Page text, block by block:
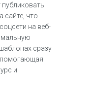
публиковать
сайте, что
на веб-
сразу
помогающая
и